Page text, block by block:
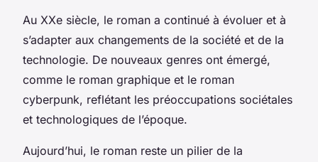
Au XXe siècle, le roman a continué à évoluer et à
s’adapter aux changements de la société et de la
technologie. De nouveaux genres ont émergé,
comme le roman graphique et le roman
cyberpunk, reflétant les préoccupations sociétales
et technologiques de l’époque.
Aujourd’hui, le roman reste un pilier de la